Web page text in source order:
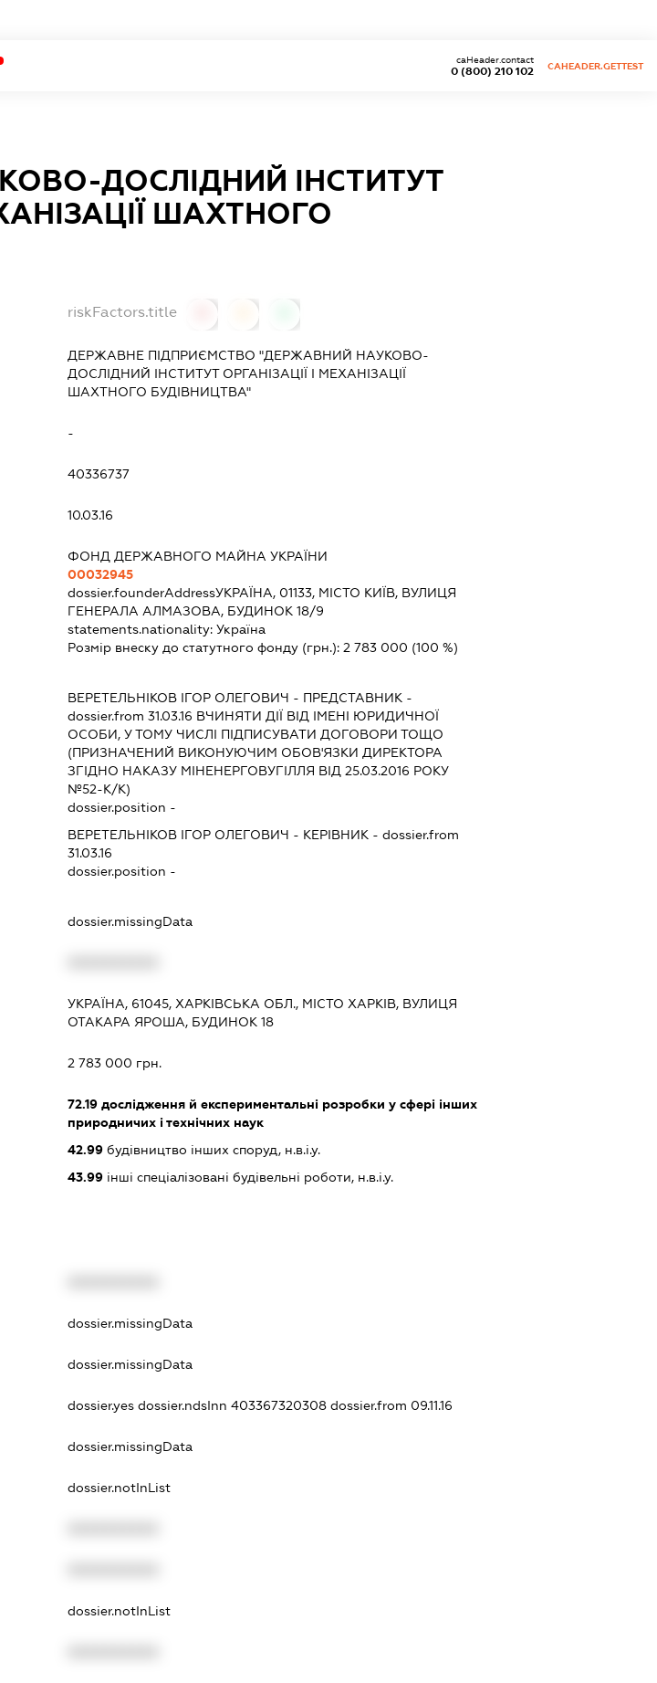
0 (800) 210 102
caHeader.contact
CAHEADER.GETTEST
ДОСЛІДНИЙ ІНСТИТУТ
ШАХТНОГО
riskFactors.title
ДЕРЖАВНЕ ПІДПРИЄМСТВО "ДЕРЖАВНИЙ НАУКОВО-
ДОСЛІДНИЙ ІНСТИТУТ ОРГАНІЗАЦІЇ І МЕХАНІЗАЦІЇ
ШАХТНОГО БУДІВНИЦТВА"
-
40336737
10.03.16
ФОНД ДЕРЖАВНОГО МАЙНА УКРАЇНИ
00032945
dossier.founderAddressУКРАЇНА, 01133, МІСТО КИЇВ, ВУЛИЦЯ
ГЕНЕРАЛА АЛМАЗОВА, БУДИНОК 18/9
statements.nationality: Україна
Розмір внеску до статутного фонду (грн.): 2 783 000 (100 %)
ВЕРЕТЕЛЬНІКОВ ІГОР ОЛЕГОВИЧ - ПРЕДСТАВНИК -
dossier.from 31.03.16 ВЧИНЯТИ ДІЇ ВІД ІМЕНІ ЮРИДИЧНОЇ
ОСОБИ, У ТОМУ ЧИСЛІ ПІДПИСУВАТИ ДОГОВОРИ ТОЩО
(ПРИЗНАЧЕНИЙ ВИКОНУЮЧИМ ОБОВ'ЯЗКИ ДИРЕКТОРА
ЗГІДНО НАКАЗУ МІНЕНЕРГОВУГІЛЛЯ ВІД 25.03.2016 РОКУ
№52-К/К)
dossier.position -
ВЕРЕТЕЛЬНІКОВ ІГОР ОЛЕГОВИЧ - КЕРІВНИК - dossier.from
31.03.16
dossier.position -
dossier.missingData
УКРАЇНА, 61045, ХАРКІВСЬКА ОБЛ., МІСТО ХАРКІВ, ВУЛИЦЯ
ОТАКАРА ЯРОША, БУДИНОК 18
2 783 000 грн.
72.19дослідження й експериментальні розробки у сфері інших
природничих і технічних наук
42.99будівництво інших споруд, н.в.і.у.
43.99інші спеціалізовані будівельні роботи, н.в.і.у.
dossier.missingData
dossier.missingData
dossier.yes dossier.ndsInn 403367320308 dossier.from 09.11.16
dossier.missingData
dossier.notInList
dossier.notInList